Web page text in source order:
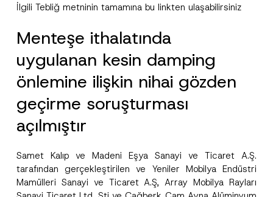
İlgili Tebliğ metninin tamamına bu linkten ulaşabilirsiniz
Menteşe ithalatında
uygulanan kesin damping
önlemine ilişkin nihai gözden
geçirme soruşturması
açılmıştır
Samet Kalıp ve Madeni Eşya Sanayi ve Ticaret A.Ş.
tarafından gerçekleştirilen ve Yeniler Mobilya Endüstri
Mamülleri Sanayi ve Ticaret A.Ş, Array Mobilya Rayları